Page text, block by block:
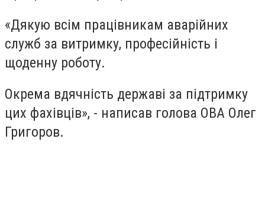
«Дякую всім працівникам аварійних
служб за витримку, професійність і
щоденну роботу.
Окрема вдячність державі за підтримку
цих фахівців», - написав голова ОВА Олег
Григоров.